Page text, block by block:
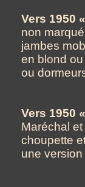
Vers 1950
non
jambes
en blond
ou
Vers 1950
Maréchal
choupette
une